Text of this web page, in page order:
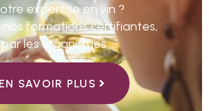
expertise en vin ?
formations certifiantes,
les organismes …
EN SAVOIR PLUS